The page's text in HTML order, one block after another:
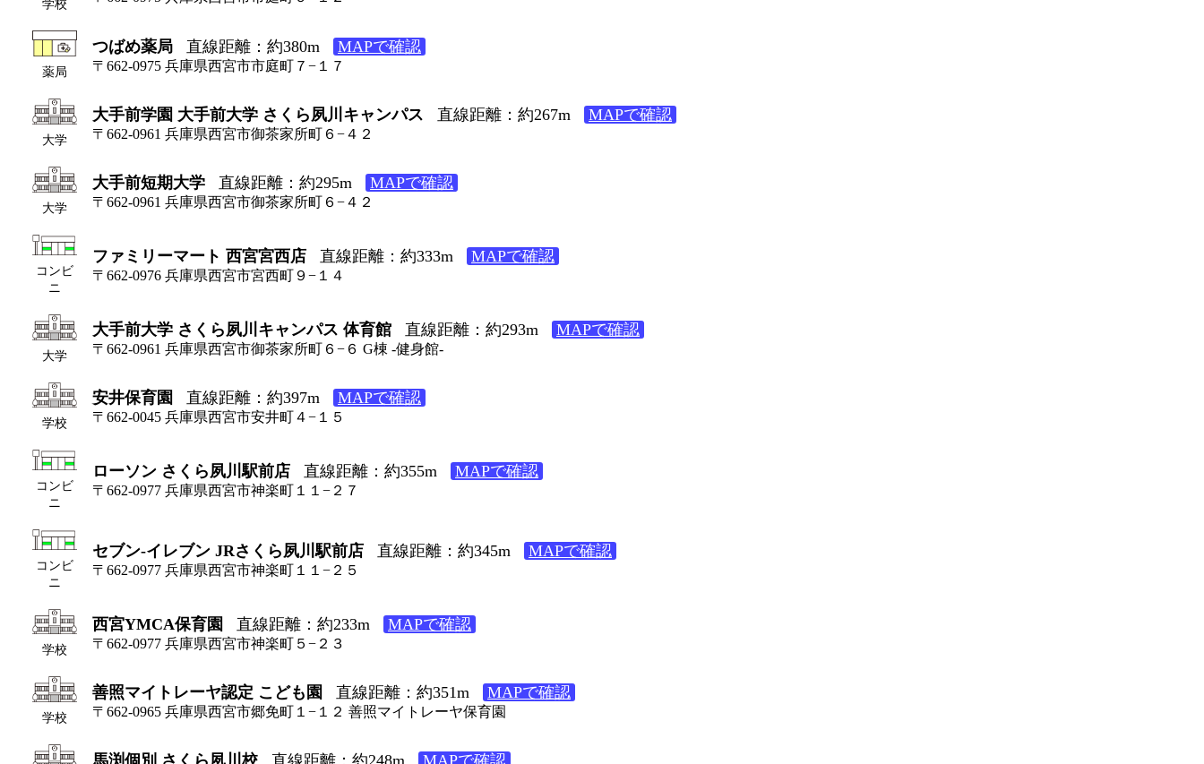
学校
薬局
つばめ薬局 直線距離：約380m MAPで確認
〒662-0975 兵庫県西宮市市庭町７−１７
大学
大手前学園 大手前大学 さくら夙川キャンパス 直線距離：約267m MAPで確認
〒662-0961 兵庫県西宮市御茶家所町６−４２
大学
大手前短期大学 直線距離：約295m MAPで確認
〒662-0961 兵庫県西宮市御茶家所町６−４２
コンビ
ニ
ファミリーマート 西宮宮西店 直線距離：約333m MAPで確認
〒662-0976 兵庫県西宮市宮西町９−１４
大学
大手前大学 さくら夙川キャンパス 体育館 直線距離：約293m MAPで確認
〒662-0961 兵庫県西宮市御茶家所町６−６ G棟 -健身館-
学校
安井保育園 直線距離：約397m MAPで確認
〒662-0045 兵庫県西宮市安井町４−１５
コンビ
ニ
ローソン さくら夙川駅前店 直線距離：約355m MAPで確認
〒662-0977 兵庫県西宮市神楽町１１−２７
コンビ
ニ
セブン-イレブン JRさくら夙川駅前店 直線距離：約345m MAPで確認
〒662-0977 兵庫県西宮市神楽町１１−２５
学校
西宮YMCA保育園 直線距離：約233m MAPで確認
〒662-0977 兵庫県西宮市神楽町５−２３
学校
善照マイトレーヤ認定 こども園 直線距離：約351m MAPで確認
〒662-0965 兵庫県西宮市郷免町１−１２ 善照マイトレーヤ保育園
馬渕個別 さくら夙川校 直線距離：約248m MAPで確認